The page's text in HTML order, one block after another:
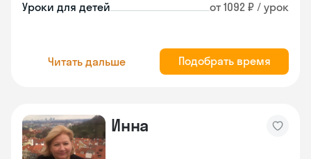
Уроки для детей от 1092 ₽ / урок
Читать дальше Подобрать время
Инна